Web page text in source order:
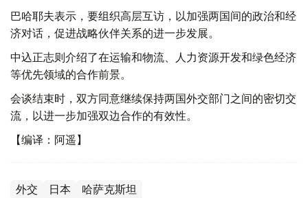
巴哈耶夫表示，要组织高层互访，以加强两国间的政治和经
济对话，促进战略伙伴关系的进一步发展。
中込正志则介绍了在运输和物流、人力资源开发和绿色经济
等优先领域的合作前景。
会谈结束时，双方同意继续保持两国外交部门之间的密切交
流，以进一步加强双边合作的有效性。
【编译：阿遥】
外交 日本 哈萨克斯坦